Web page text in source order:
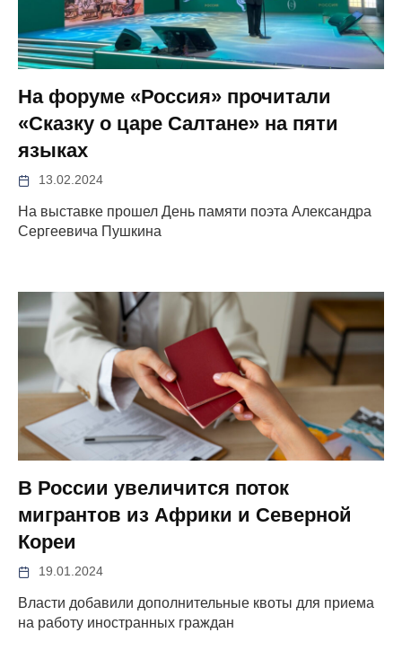
На форуме «Россия» прочитали
«Сказку о царе Салтане» на пяти
языках
13.02.2024
На выставке прошел День памяти поэта Александра
Сергеевича Пушкина
В России увеличится поток
мигрантов из Африки и Северной
Кореи
19.01.2024
Власти добавили дополнительные квоты для приема
на работу иностранных граждан